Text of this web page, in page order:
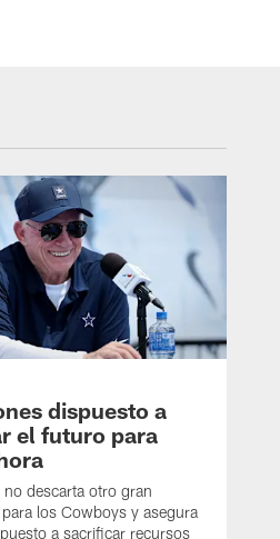
dispuesto a
el futuro para
descarta otro gran
los Cowboys y asegura
a sacrificar recursos